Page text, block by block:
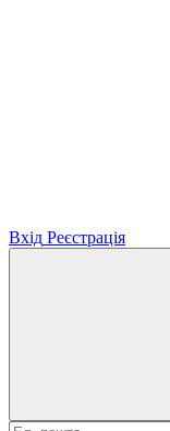
Вхід Реєстрація